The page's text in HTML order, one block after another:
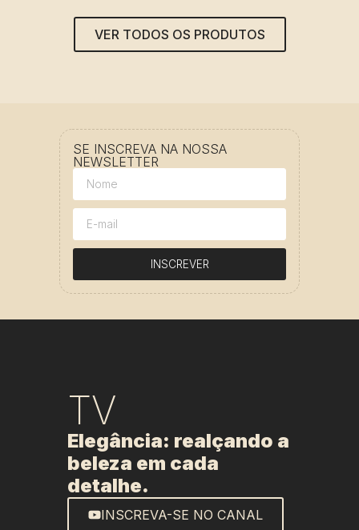
VER TODOS OS PRODUTOS
SE INSCREVA NA NOSSA
NEWSLETTER
INSCREVER
TV
Elegância: realçando a
beleza em cada
detalhe.
INSCREVA-SE NO CANAL